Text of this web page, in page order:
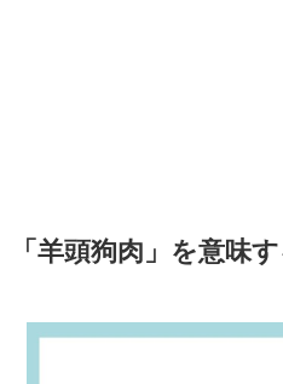
「羊頭狗肉」を意味